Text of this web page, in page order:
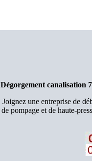
Dégorgement canalisation
Joignez une entreprise de
de pompage et de haute-